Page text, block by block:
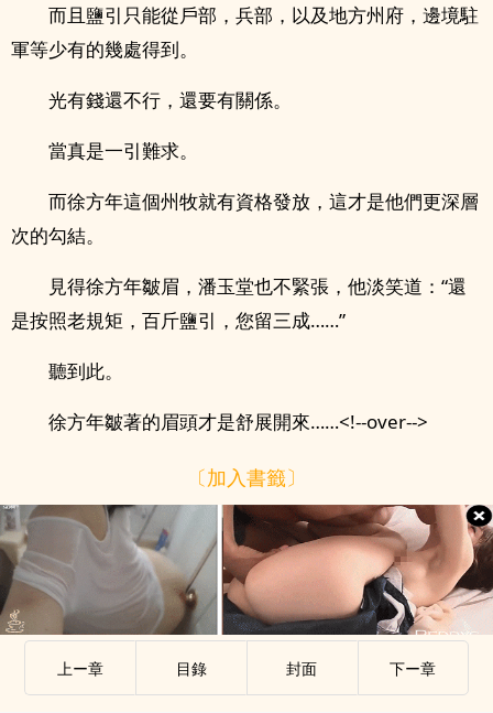
而且鹽引只能從戶部，兵部，以及地方州府，邊境駐
軍等少有的幾處得到。
光有錢還不行，還要有關係。
當真是一引難求。
而徐方年這個州牧就有資格發放，這才是他們更深層
次的勾結。
見得徐方年皺眉，潘玉堂也不緊張，他淡笑道：“還
是按照老規矩，百斤鹽引，您留三成……”
聽到此。
徐方年皺著的眉頭才是舒展開來……<!--over-->
〔加入書籤〕
上ー章 目錄 封面 下ー章